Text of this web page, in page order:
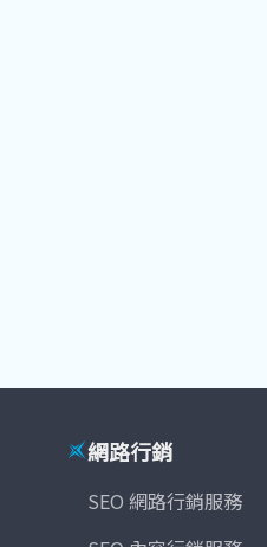
網路行銷
SEO 網路行銷服務